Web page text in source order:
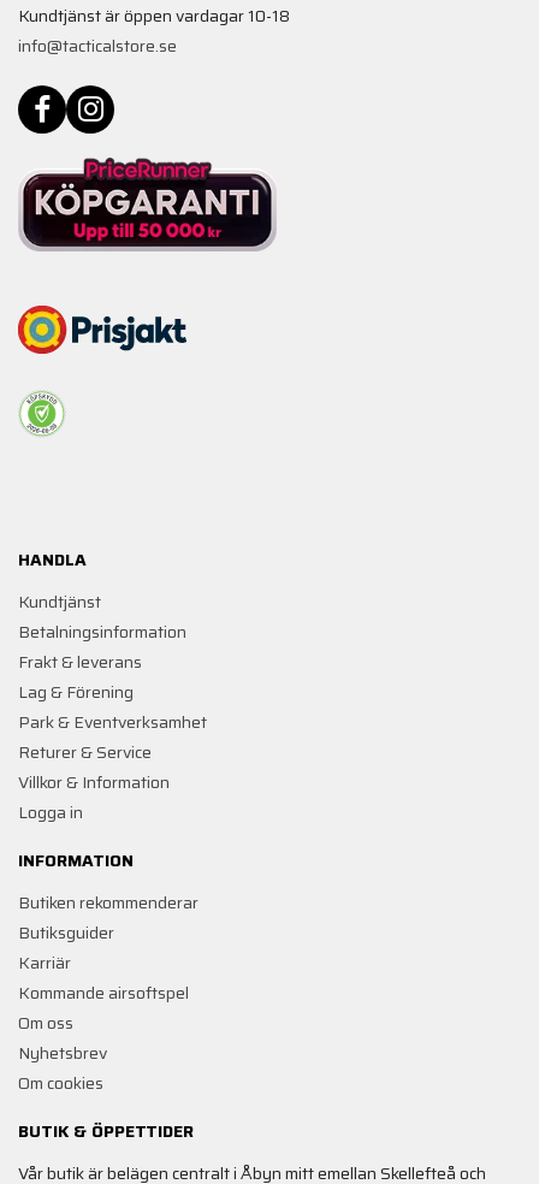
Kundtjänst är öppen vardagar 10-18
info@tacticalstore.se
HANDLA
Kundtjänst
Betalningsinformation
Frakt & leverans
Lag & Förening
Park & Eventverksamhet
Returer & Service
Villkor & Information
Logga in
INFORMATION
Butiken rekommenderar
Butiksguider
Karriär
Kommande airsoftspel
Om oss
Nyhetsbrev
Om cookies
BUTIK & ÖPPETTIDER
Vår butik är belägen centralt i Åbyn mitt emellan Skellefteå och